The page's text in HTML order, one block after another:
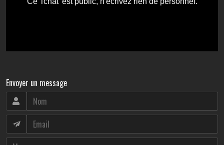
Envoyer un message